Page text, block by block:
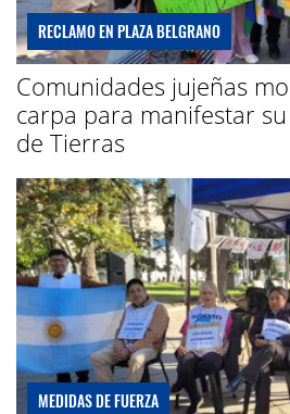
RECLAMO EN PLAZA BELGRANO
Comunidades jujeñas
carpa para manifestar
de Tierras
MEDIDAS DE FUERZA